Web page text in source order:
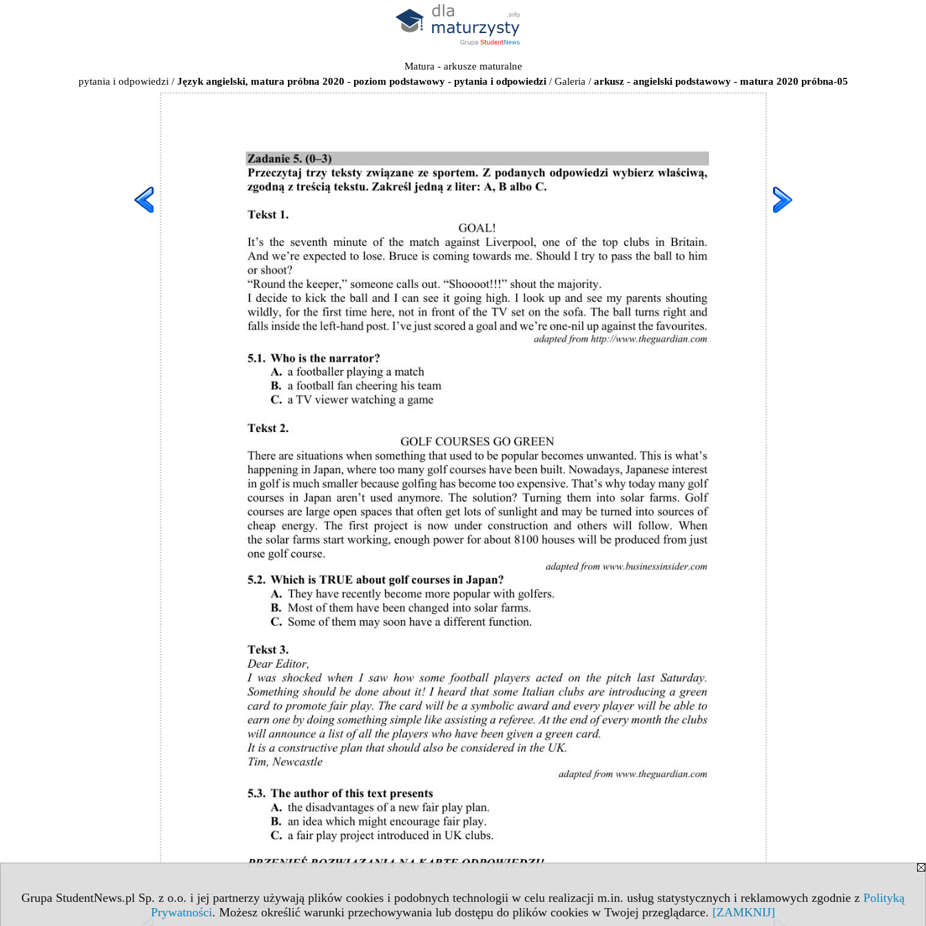
Grupa StudentNews.pl Sp. z o.o. i jej partnerzy używają plików cookies i podobnych technologii w celu realizacji m.in. usług statystycznych i reklamowych zgodnie z Polityką
Prywatności. Możesz określić warunki przechowywania lub dostępu do plików cookies w Twojej przeglądarce. [ZAMKNIJ]
Matura - arkusze maturalne
pytania i odpowiedzi / Język angielski, matura próbna 2020 - poziom podstawowy - pytania i odpowiedzi/ Galeria / arkusz - angielski podstawowy - matura 2020 próbna-05